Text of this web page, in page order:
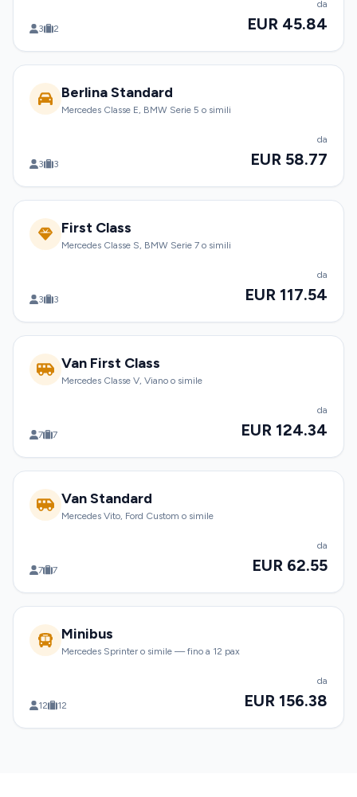
3 2
da
EUR 45.84
Berlina Standard
Mercedes Classe E, BMW Serie 5 o simili
3 3
da
EUR 58.77
First Class
Mercedes Classe S, BMW Serie 7 o simili
3 3
da
EUR 117.54
Van First Class
Mercedes Classe V, Viano o simile
7 7
da
EUR 124.34
Van Standard
Mercedes Vito, Ford Custom o simile
7 7
da
EUR 62.55
Minibus
Mercedes Sprinter o simile — fino a 12 pax
12 12
da
EUR 156.38